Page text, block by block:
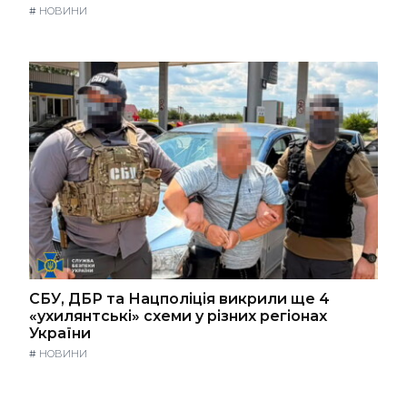
# НОВИНИ
СБУ, ДБР та Нацполіція викрили ще 4
«ухилянтські» схеми у різних регіонах
України
# НОВИНИ